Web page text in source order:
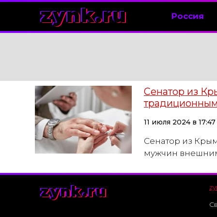
zynk.ru Россия
Сенатор из
11 июля 2024 в 17:47
Сенатор из
мужчин
zynk.ru